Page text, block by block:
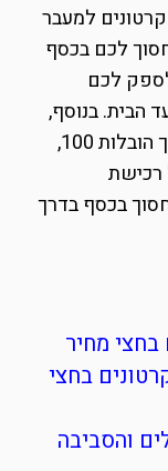
למעבר
לכם בכסף
לכם
הבית. בנוסף,
אם תזמינו כבר עכשיו הובלה גדולה דרך הובלות 100,
בכסף בדרך
בחצי מחיר
בחצי
והסביבה